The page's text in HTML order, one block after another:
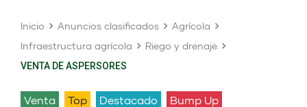
Inicio Anuncios clasificados
Agrícola
Infraestructura agrícola
Riego y drenaje
VENTA DE ASPERSORES
venta Top Destacado Bump Up